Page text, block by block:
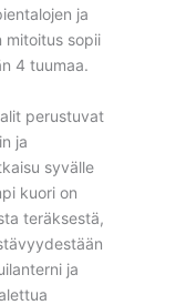
ja
mitoitus sopii
4 tuumaa.
perustuvat
ja
syvälle
kuori on
teräksestä,
ja